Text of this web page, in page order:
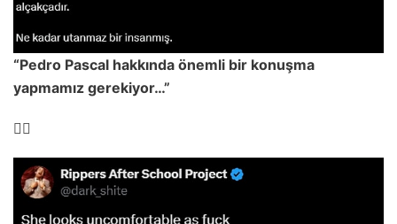
“Pedro Pascal hakkında önemli bir konuşma
yapmamız gerekiyor…”
👇🏻